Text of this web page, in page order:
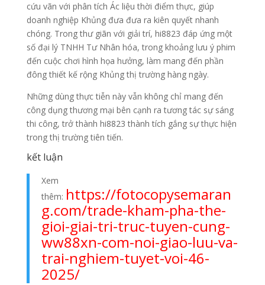
cứu vãn với phân tích Ác liệu thời điểm thực, giúp
doanh nghiệp Khủng đưa đưa ra kiên quyết nhanh
chóng. Trong thư giãn với giải trí, hi8823 đáp ứng một
số đại lý TNHH Tư Nhân hóa, trong khoảng lưu ý phim
đến cuộc chơi hình họa hưởng, làm mang đến phần
đông thiết kế rộng Khủng thị trường hàng ngày.
Những dùng thực tiễn này vẫn không chỉ mang đến
công dụng thương mại bên cạnh ra tương tác sự sáng
thi công, trở thành hi8823 thành tích gắng sự thực hiện
trong thị trường tiên tiến.
kết luận
Xem
thêm: https://fotocopysemaran
g.com/trade-kham-pha-the-
gioi-giai-tri-truc-tuyen-cung-
ww88xn-com-noi-giao-luu-va-
trai-nghiem-tuyet-voi-46-
2025/